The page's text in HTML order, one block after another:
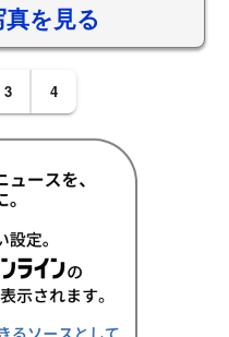
を見る
3 4